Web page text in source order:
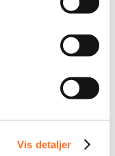
Vis detaljer
de sociale
på
onlinemiljø